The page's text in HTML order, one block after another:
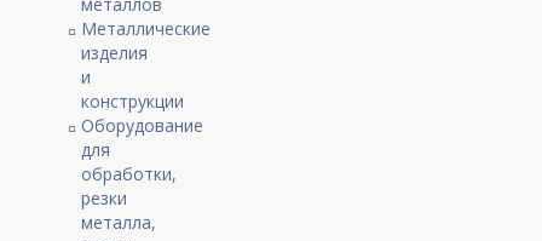
металлов
Металлические
изделия
и
конструкции
Оборудование
для
обработки,
резки
металла,